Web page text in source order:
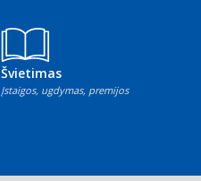
Švietimas
Įstaigos, ugdymas, premijos